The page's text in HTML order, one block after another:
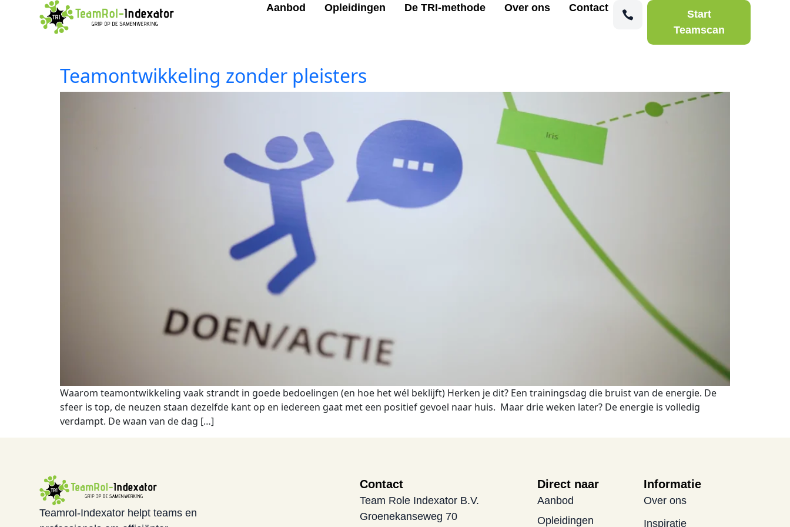
Aanbod Opleidingen De TRI-methode Over ons Contact
Start
Teamscan
Teamontwikkeling zonder pleisters
Waarom teamontwikkeling vaak strandt in goede bedoelingen (en hoe het wél beklijft) Herken je dit? Een trainingsdag die bruist van de energie. De
sfeer is top, de neuzen staan dezelfde kant op en iedereen gaat met een positief gevoel naar huis. Maar drie weken later? De energie is volledig
verdampt. De waan van de dag […]
Teamrol-Indexator helpt teams en
Contact
Team Role Indexator B.V.
Groenekanseweg 70
Direct naar
Aanbod
Opleidingen
Informatie
Over ons
Inspiratie